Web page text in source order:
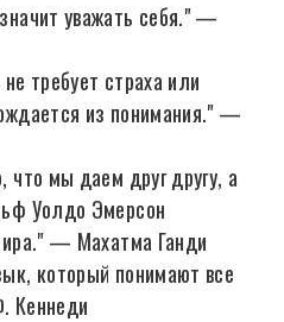
уважать себя." —
требует страха или
из понимания." —
мы даем друг другу, а
Уолдо Эмерсон
— Махатма Ганди
который понимают все
Кеннеди